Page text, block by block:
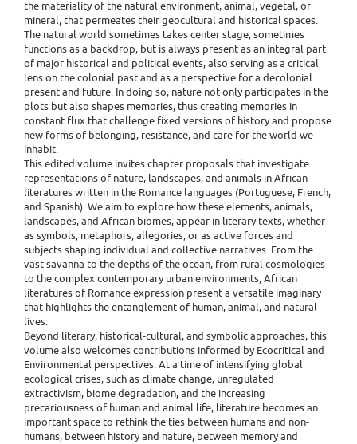
the materiality of the natural environment, animal, vegetal, or
mineral, that permeates their geocultural and historical spaces.
The natural world sometimes takes center stage, sometimes
functions as a backdrop, but is always present as an integral part
of major historical and political events, also serving as a critical
lens on the colonial past and as a perspective for a decolonial
present and future. In doing so, nature not only participates in the
plots but also shapes memories, thus creating memories in
constant flux that challenge fixed versions of history and propose
new forms of belonging, resistance, and care for the world we
inhabit.
This edited volume invites chapter proposals that investigate
representations of nature, landscapes, and animals in African
literatures written in the Romance languages (Portuguese, French,
and Spanish). We aim to explore how these elements, animals,
landscapes, and African biomes, appear in literary texts, whether
as symbols, metaphors, allegories, or as active forces and
subjects shaping individual and collective narratives. From the
vast savanna to the depths of the ocean, from rural cosmologies
to the complex contemporary urban environments, African
literatures of Romance expression present a versatile imaginary
that highlights the entanglement of human, animal, and natural
lives.
Beyond literary, historical-cultural, and symbolic approaches, this
volume also welcomes contributions informed by Ecocritical and
Environmental perspectives. At a time of intensifying global
ecological crises, such as climate change, unregulated
extractivism, biome degradation, and the increasing
precariousness of human and animal life, literature becomes an
important space to rethink the ties between humans and non-
humans, between history and nature, between memory and